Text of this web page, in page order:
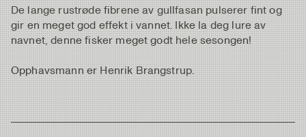
De lange rustrøde fibrene av gullfasan pulserer fint og
gir en meget god effekt i vannet. Ikke la deg lure av
navnet, denne fisker meget godt hele sesongen!
Opphavsmann er Henrik Brangstrup.